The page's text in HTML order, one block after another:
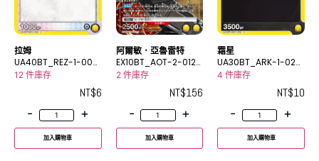
拉姆
UA40BT_REZ-1-006
C
12 件庫存
NT$6
-
+
加入購物車
阿爾敏．亞魯雷特
EX10BT_AOT-2-012_
2R★
2 件庫存
NT$156
-
+
加入購物車
霜星
UA30BT_ARK-1-025
U
4 件庫存
NT$10
-
+
加入購物車